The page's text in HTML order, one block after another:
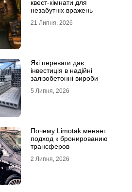
квест-кімнати для
незабутніх вражень
21 Липня, 2026
Які переваги дає
інвестиція в надійні
залізобетонні вироби
5 Липня, 2026
Почему Limotak меняет
подход к бронированию
трансферов
2 Липня, 2026